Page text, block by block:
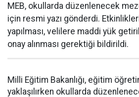
MEB, okullarda düzenlenecek
için resmi yazı gönderdi.
yapılması, velilere maddi yük
onay alınması gerektiği bildirildi.
Milli Eğitim Bakanlığı, eğitim
yaklaşılırken okullarda